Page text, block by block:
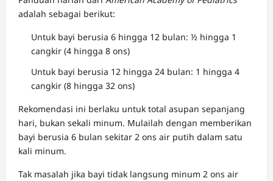
adalah sebagai berikut:
Untuk bayi berusia 6 hingga 12 bulan: ½ hingga 1
cangkir (4 hingga 8 ons)
Untuk bayi berusia 12 hingga 24 bulan: 1 hingga 4
cangkir (8 hingga 32 ons)
Rekomendasi ini berlaku untuk total asupan sepanjang
hari, bukan sekali minum. Mulailah dengan memberikan
bayi berusia 6 bulan sekitar 2 ons air putih dalam satu
kali minum.
Tak masalah jika bayi tidak langsung minum 2 ons air